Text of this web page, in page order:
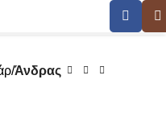
Άνδρας